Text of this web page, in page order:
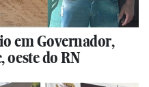
em Governador,
oeste do RN